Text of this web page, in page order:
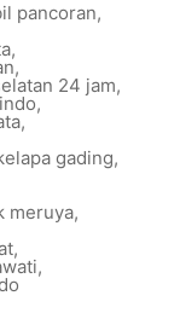
pancoran,
,
,
24 jam,
,
,
gading,
meruya,
,
,